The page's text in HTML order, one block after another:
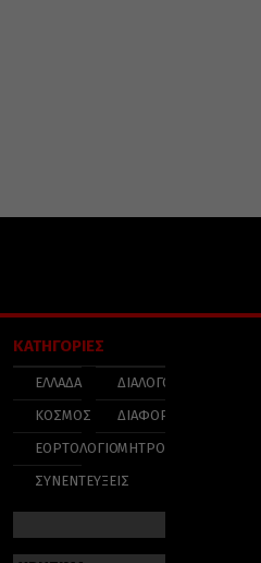
ΚΑΤΗΓΟΡΙΕΣ
ΕΛΛΑΔΑ
ΚΟΣΜΟΣ
ΕΟΡΤΟΛΟΓΙΟ
ΣΥΝΕΝΤΕΥΞΕΙΣ
ΔΙΑΛΟΓΟΣ
ΔΙΑΦΟΡΑ
ΜΗΤΡΟΠΟΛΕΙΣ